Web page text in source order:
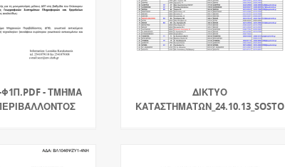
- ΤΜΉΜΑ
ΔΙΚΤΥΟ
ΚΑΤΑΣΤΗΜΑΤΩΝ_24.10.13_SOSTO